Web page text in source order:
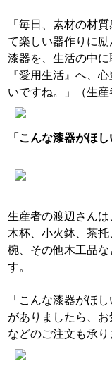
「毎日、素材の材
て楽しい器作りに
漆器を、生活の中
『愛用生活』へ、
いですね。
」（生
「こんな漆器がほ
生産者の渡辺さんは
木杯、小火鉢、茶托
椀、その他木工品
す。
「こんな漆器がほ
がありましたら、
などのご注文も承